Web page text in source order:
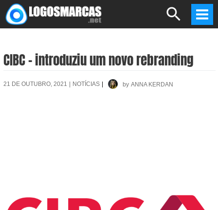
Skip
to
Search
CIBC – introduziu um novo rebranding
21 DE OUTUBRO, 2021 NOTÍCIAS by ANNA KERDAN